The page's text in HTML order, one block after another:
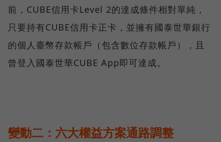
前，CUBE信用卡Level 2的達成條件相對單純，
只要持有CUBE信用卡正卡，並擁有國泰世華銀行
的個人臺幣存款帳戶（包含數位存款帳戶），且
曾登入國泰世華CUBE App即可達成。
變動二：六大權益方案通路調整